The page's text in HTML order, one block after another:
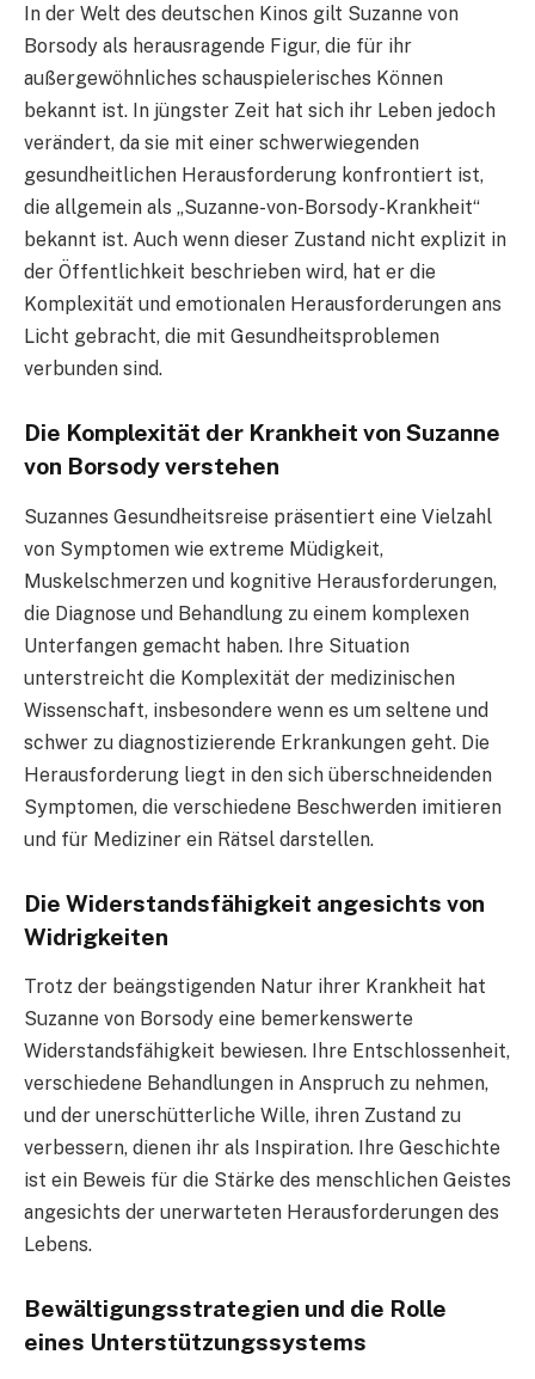
In der Welt des deutschen Kinos gilt Suzanne von
Borsody als herausragende Figur, die für ihr
außergewöhnliches schauspielerisches Können
bekannt ist. In jüngster Zeit hat sich ihr Leben jedoch
verändert, da sie mit einer schwerwiegenden
gesundheitlichen Herausforderung konfrontiert ist,
die allgemein als „Suzanne-von-Borsody-Krankheit“
bekannt ist. Auch wenn dieser Zustand nicht explizit in
der Öffentlichkeit beschrieben wird, hat er die
Komplexität und emotionalen Herausforderungen ans
Licht gebracht, die mit Gesundheitsproblemen
verbunden sind.
Die Komplexität der Krankheit von Suzanne
von Borsody verstehen
Suzannes Gesundheitsreise präsentiert eine Vielzahl
von Symptomen wie extreme Müdigkeit,
Muskelschmerzen und kognitive Herausforderungen,
die Diagnose und Behandlung zu einem komplexen
Unterfangen gemacht haben. Ihre Situation
unterstreicht die Komplexität der medizinischen
Wissenschaft, insbesondere wenn es um seltene und
schwer zu diagnostizierende Erkrankungen geht. Die
Herausforderung liegt in den sich überschneidenden
Symptomen, die verschiedene Beschwerden imitieren
und für Mediziner ein Rätsel darstellen.
Die Widerstandsfähigkeit angesichts von
Widrigkeiten
Trotz der beängstigenden Natur ihrer Krankheit hat
Suzanne von Borsody eine bemerkenswerte
Widerstandsfähigkeit bewiesen. Ihre Entschlossenheit,
verschiedene Behandlungen in Anspruch zu nehmen,
und der unerschütterliche Wille, ihren Zustand zu
verbessern, dienen ihr als Inspiration. Ihre Geschichte
ist ein Beweis für die Stärke des menschlichen Geistes
angesichts der unerwarteten Herausforderungen des
Lebens.
Bewältigungsstrategien und die Rolle
eines Unterstützungssystems